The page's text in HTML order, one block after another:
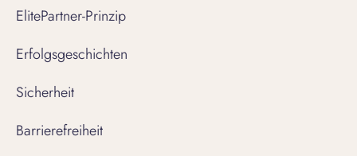
ElitePartner-Prinzip
Erfolgsgeschichten
Sicherheit
Barrierefreiheit